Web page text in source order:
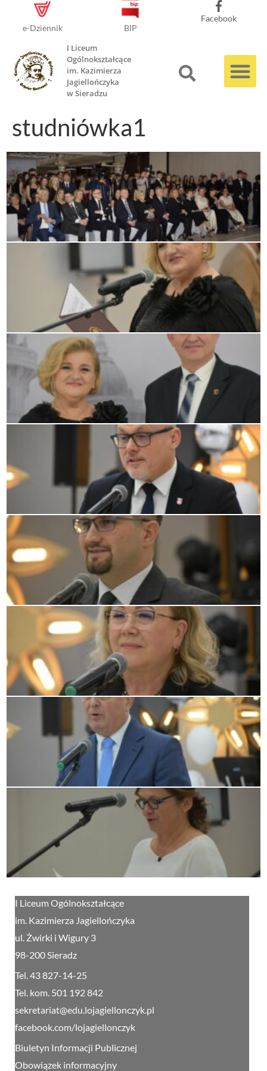
e-Dziennik BIP
Facebook
I Liceum
Ogólnokształcące
im. Kazimierza
Jagiellończyka
w Sieradzu
studniówka1
I Liceum Ogólnokształcące
im. Kazimierza Jagiellończyka
ul. Żwirki i Wigury 3
98-200 Sieradz
Tel. 43 827-14-25
Tel. kom. 501 192 842
sekretariat@edu.lojagiellonczyk.pl
facebook.com/lojagiellonczyk
Biuletyn Informacji Publicznej
Obowiązek informacyjny